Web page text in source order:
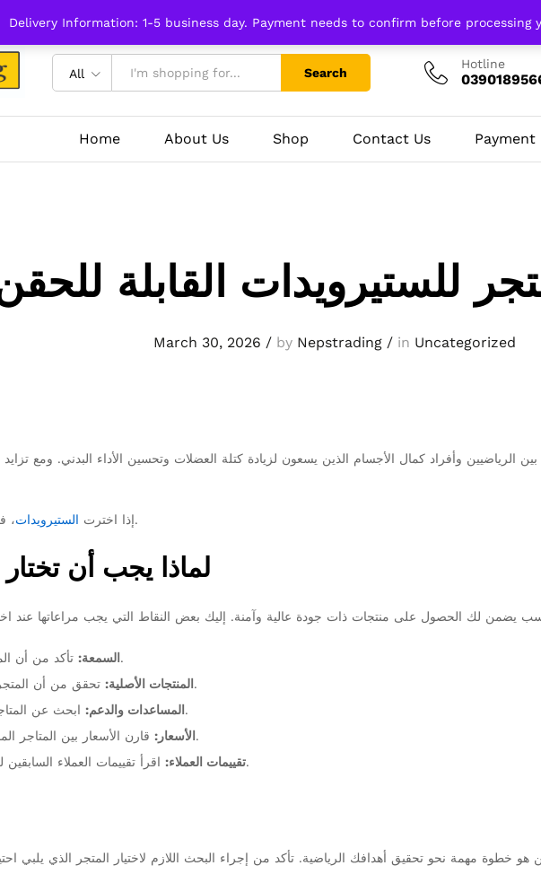
Delivery Information: 1-5 business day. Payment needs to confirm before processing
All Search
Hotline
Home About Us Shop Contact Us
للستيرويدات القابلة
March 30, 2026 / by Nepstrading / in Uncategorized
بين الرياضيين وأفراد كمال الأجسام الذين يسعون لزيادة كتلة العضلات وتحسين الأداء البدني. ومع
إذا اخترت الستيرويدات ، فإن متجرنا يقدم منتجات مختبرة فقط.
لماذا يجب أن
السمعة:تأكد من أن المتجر لديه سمعة جيدة في السوق.
المنتجات الأصلية:تحقق من أن المتجر يقدم منتجات أصلية وغير مقلدة.
المساعدات والدعم:ابحث عن المتاجر التي تقدم نصائح ودعمًا للعملاء.
الأسعار:قارن الأسعار بين المتاجر المختلفة للحصول على أفضل صفقة.
تقييمات العملاء:اقرأ تقييمات العملاء السابقين للتأكد من جودة الخدمة والمنتجات.
هو خطوة مهمة نحو تحقيق أهدافك الرياضية. تأكد من إجراء البحث اللازم لاختيار المتجر الذي يلبي